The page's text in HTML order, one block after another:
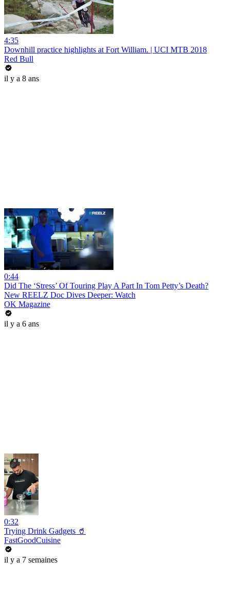
4:35
Downhill practice highlights at Fort William. | UCI MTB 2018
Red Bull
il y a 8 ans
0:44
Did The ‘Stress’ Of Touring Play A Part In Tom Petty’s Death?
New REELZ Doc Dives Deeper: Watch
OK Magazine
il y a 6 ans
0:32
Trying Drink Gadgets 🥤
FastGoodCuisine
il y a 7 semaines